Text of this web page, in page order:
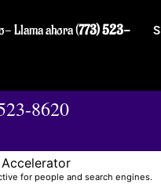
Llama ahora (773) 523-
8620
for people and search engines.